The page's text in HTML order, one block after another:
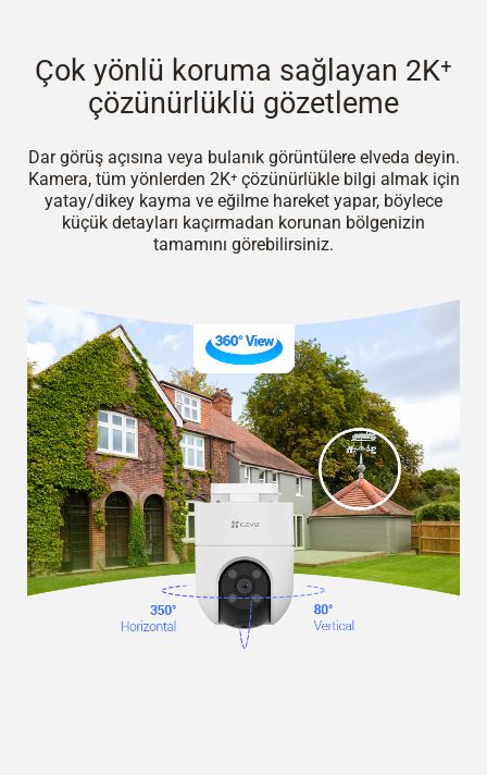
Çok yönlü koruma sağlayan 2K⁺
çözünürlüklü gözetleme
Dar görüş açısına veya bulanık görüntülere elveda deyin.
Kamera, tüm yönlerden 2K⁺ çözünürlükle bilgi almak için
yatay/dikey kayma ve eğilme hareket yapar, böylece
küçük detayları kaçırmadan korunan bölgenizin
tamamını görebilirsiniz.